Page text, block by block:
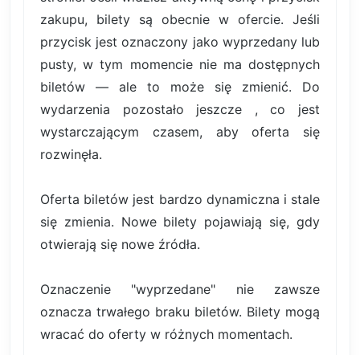
zakupu, bilety są obecnie w ofercie. Jeśli
przycisk jest oznaczony jako wyprzedany lub
pusty, w tym momencie nie ma dostępnych
biletów — ale to może się zmienić. Do
wydarzenia pozostało jeszcze , co jest
wystarczającym czasem, aby oferta się
rozwinęła.
Oferta biletów jest bardzo dynamiczna i stale
się zmienia. Nowe bilety pojawiają się, gdy
otwierają się nowe źródła.
Oznaczenie "wyprzedane" nie zawsze
oznacza trwałego braku biletów. Bilety mogą
wracać do oferty w różnych momentach.